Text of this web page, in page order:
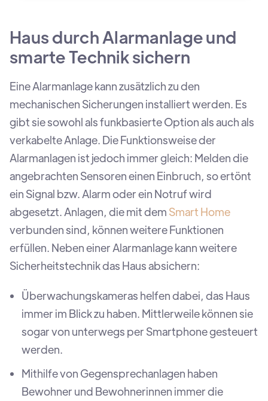
Haus durch Alarmanlage und
smarte Technik sichern
Eine Alarmanlage kann zusätzlich zu den
mechanischen Sicherungen installiert werden. Es
gibt sie sowohl als funkbasierte Option als auch als
verkabelte Anlage. Die Funktionsweise der
Alarmanlagen ist jedoch immer gleich: Melden die
angebrachten Sensoren einen Einbruch, so ertönt
ein Signal bzw. Alarm oder ein Notruf wird
abgesetzt. Anlagen, die mit dem Smart Home
verbunden sind, können weitere Funktionen
erfüllen. Neben einer Alarmanlage kann weitere
Sicherheitstechnik das Haus absichern:
Überwachungskameras helfen dabei, das Haus
immer im Blick zu haben. Mittlerweile können sie
sogar von unterwegs per Smartphone gesteuert
werden.
Mithilfe von Gegensprechanlagen haben
Bewohner und Bewohnerinnen immer die